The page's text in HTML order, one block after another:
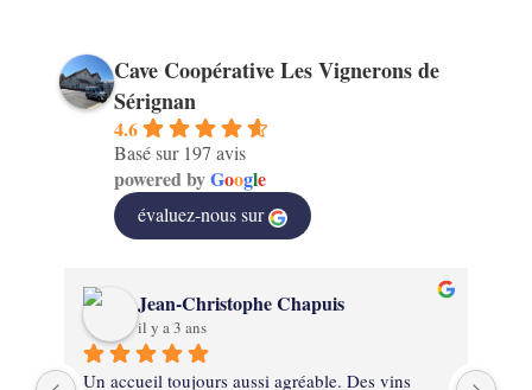
Cave Coopérative Les Vignerons de
Sérignan
4.6
Basé sur 197 avis
powered byGoogle
évaluez-nous sur
Jean-Christophe Chapuis
il y a 3 ans
Un accueil toujours aussi agréable. Des vins